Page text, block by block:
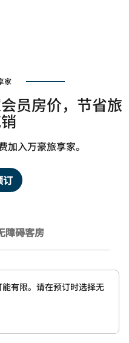
家
员房价，节省旅
加入万豪旅享家。
订
障碍客房
有限。请在预订时选择无